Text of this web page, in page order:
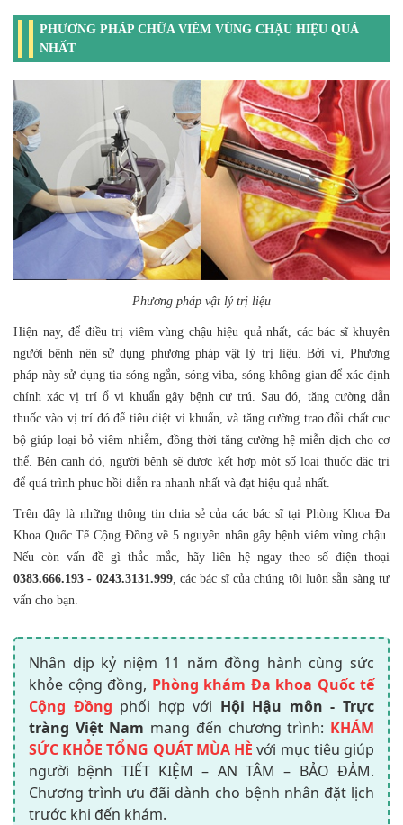
PHƯƠNG PHÁP CHỮA VIÊM VÙNG CHẬU HIỆU QUẢ
NHẤT
Phương pháp vật lý trị liệu
Hiện nay, để điều trị viêm vùng chậu hiệu quả nhất, các bác sĩ khuyên
người bệnh nên sử dụng phương pháp vật lý trị liệu. Bởi vì, Phương
pháp này sử dụng tia sóng ngắn, sóng viba, sóng không gian để xác định
chính xác vị trí ổ vi khuẩn gây bệnh cư trú. Sau đó, tăng cường dẫn
thuốc vào vị trí đó để tiêu diệt vi khuẩn, và tăng cường trao đổi chất cục
bộ giúp loại bỏ viêm nhiễm, đồng thời tăng cường hệ miễn dịch cho cơ
thể. Bên cạnh đó, người bệnh sẽ được kết hợp một số loại thuốc đặc trị
để quá trình phục hồi diễn ra nhanh nhất và đạt hiệu quả nhất.
Trên đây là những thông tin chia sẻ của các bác sĩ tại Phòng Khoa Đa
Khoa Quốc Tế Cộng Đồng về 5 nguyên nhân gây bệnh viêm vùng chậu.
Nếu còn vấn đề gì thắc mắc, hãy liên hệ ngay theo số điện thoại
0383.666.193 - 0243.3131.999, các bác sĩ của chúng tôi luôn sẵn sàng tư
vấn cho bạn.
Nhân dịp kỷ niệm 11 năm đồng hành cùng sức
khỏe cộng đồng, Phòng khám Đa khoa Quốc tế
Cộng Đồng phối hợp với Hội Hậu môn - Trực
tràng Việt Nam mang đến chương trình: KHÁM
SỨC KHỎE TỔNG QUÁT MÙA HÈ với mục tiêu giúp
người bệnh TIẾT KIỆM – AN TÂM – BẢO ĐẢM.
Chương trình ưu đãi dành cho bệnh nhân đặt lịch
trước khi đến khám.